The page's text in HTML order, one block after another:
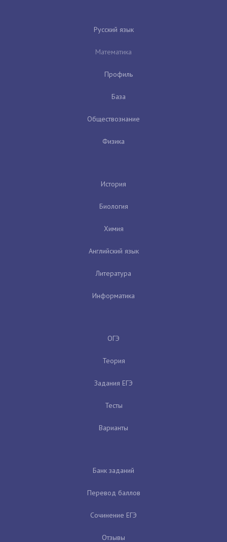
Русский язык
Математика
Профиль
База
Обществознание
Физика
История
Биология
Химия
Английский язык
Литература
Информатика
ОГЭ
Теория
Задания ЕГЭ
Тесты
Варианты
Банк заданий
Перевод баллов
Сочинение ЕГЭ
Отзывы